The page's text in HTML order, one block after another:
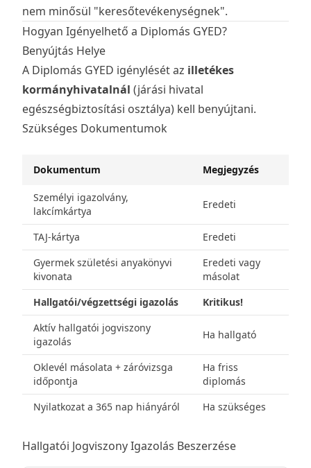
nem minősül "keresőtevékenységnek".
Hogyan Igényelhető a Diplomás GYED?
Benyújtás Helye
A Diplomás GYED igénylését az illetékes
kormányhivatalnál (járási hivatal
egészségbiztosítási osztálya) kell benyújtani.
Szükséges Dokumentumok
Dokumentum Megjegyzés
Személyi igazolvány,
lakcímkártya
Eredeti
TAJ-kártya
Eredeti
Gyermek születési anyakönyvi
kivonata
Eredeti vagy
másolat
Hallgatói/végzettségi igazolás
Kritikus!
Aktív hallgatói jogviszony
igazolás
Ha hallgató
Oklevél másolata + záróvizsga
időpontja
Ha friss
diplomás
Nyilatkozat a 365 nap hiányáról
Ha szükséges
Hallgatói Jogviszony Igazolás Beszerzése